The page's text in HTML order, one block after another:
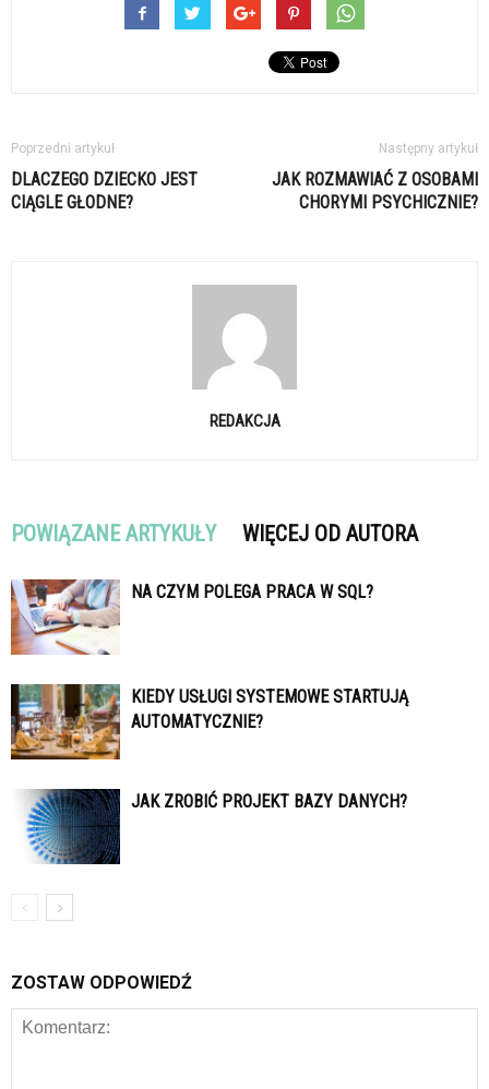
Poprzedni artykuł
DLACZEGO DZIECKO JEST
CIĄGLE GŁODNE?
Następny artykuł
JAK ROZMAWIAĆ Z OSOBAMI
CHORYMI PSYCHICZNIE?
REDAKCJA
POWIĄZANE ARTYKUŁY WIĘCEJ OD AUTORA
NA CZYM POLEGA PRACA W SQL?
KIEDY USŁUGI SYSTEMOWE STARTUJĄ
AUTOMATYCZNIE?
JAK ZROBIĆ PROJEKT BAZY DANYCH?
ZOSTAW ODPOWIEDŹ